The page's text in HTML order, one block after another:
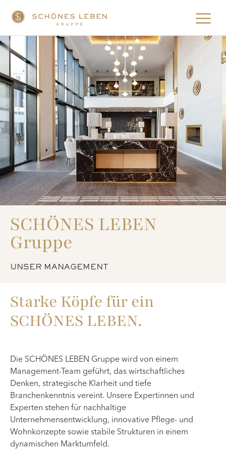
SCHÖNES LEBEN
Gruppe
UNSER MANAGEMENT
Starke Köpfe für ein
SCHÖNES LEBEN.
Die SCHÖNES LEBEN Gruppe wird von einem
Management-Team geführt, das wirtschaftliches
Denken, strategische Klarheit und tiefe
Branchenkenntnis vereint. Unsere Expertinnen und
Experten stehen für nachhaltige
Unternehmensentwicklung, innovative Pflege- und
Wohnkonzepte sowie stabile Strukturen in einem
dynamischen Marktumfeld.